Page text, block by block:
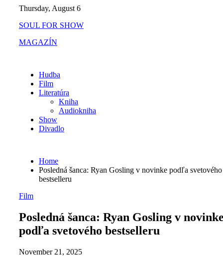
content
Thursday, August 6
SOUL FOR SHOW
MAGAZÍN
Hudba
Film
Literatúra
Kniha
Audiokniha
Show
Divadlo
Home
Posledná šanca: Ryan Gosling v novinke podľa svetového
bestselleru
Film
Posledná šanca: Ryan Gosling v
podľa svetového bestselleru
November 21, 2025